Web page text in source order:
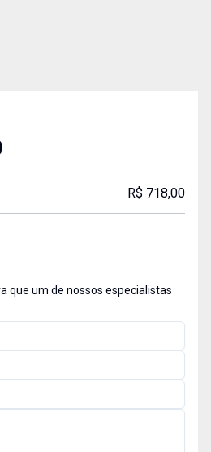
R$ 718,00
que um de nossos especialistas